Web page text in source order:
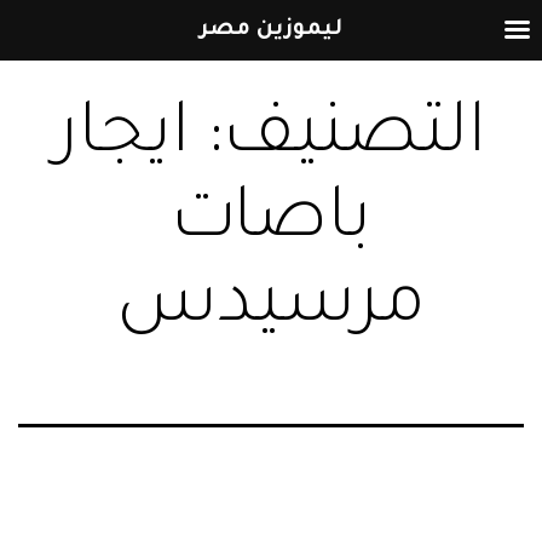
إلى
التصنيف: ايجار
باصات
مرسيدس
ليموزين مصر